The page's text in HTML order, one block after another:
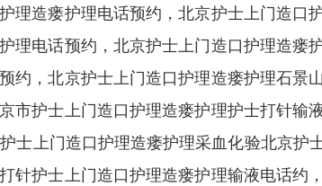
理造瘘护理电话预约，北京护士上门造口
理电话预约，北京护士上门造口护理造瘘
约，北京护士上门造口护理造瘘护理石景
市护士上门造口护理造瘘护理护士打针输
士上门造口护理造瘘护理采血化验北京护
针护士上门造口护理造瘘护理输液电话约